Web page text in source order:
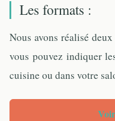
Les formats :
Nous avons réalisé
vous pouvez indiquer
cuisine ou dans votre